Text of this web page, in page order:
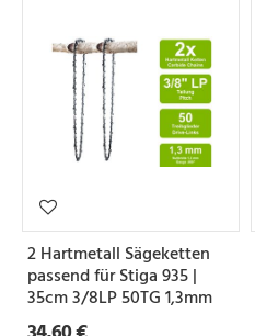
2 Hartmetall Sägeketten
passend für Stiga 935 |
35cm 3/8LP 50TG 1,3mm